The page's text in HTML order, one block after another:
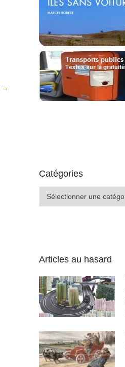
→
Catégories
Articles au hasard